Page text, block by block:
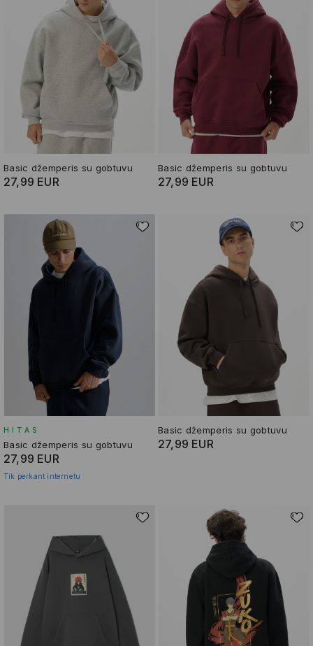
Basic džemperis su gobtuvu
27,99 EUR
Basic džemperis su gobtuvu
27,99 EUR
HITAS
Basic džemperis su gobtuvu
27,99 EUR
Tik perkant internetu
Basic džemperis su gobtuvu
27,99 EUR